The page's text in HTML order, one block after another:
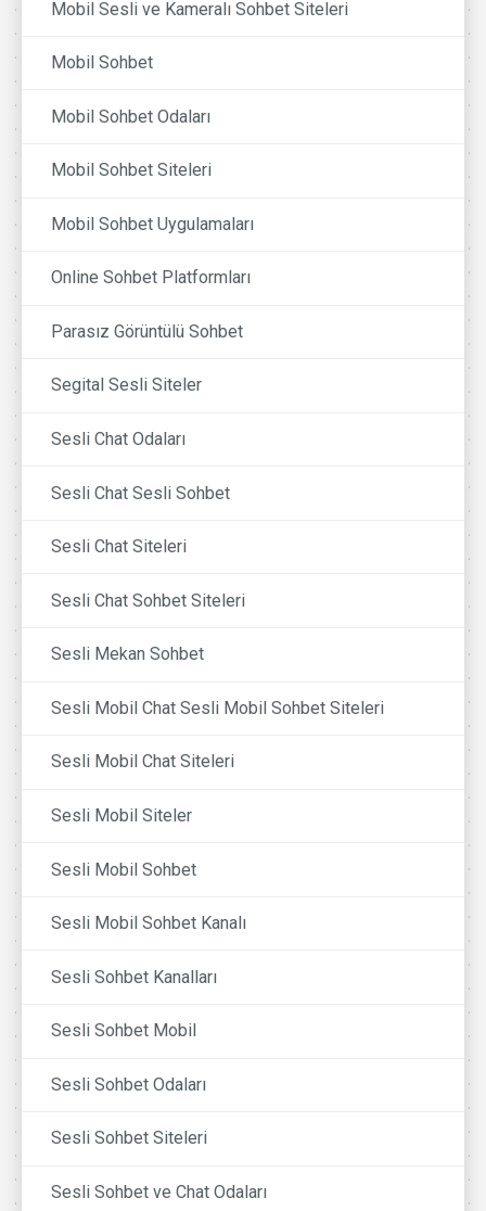
Mobil Sesli ve Kameralı Sohbet Siteleri
Mobil Sohbet
Mobil Sohbet Odaları
Mobil Sohbet Siteleri
Mobil Sohbet Uygulamaları
Online Sohbet Platformları
Parasız Görüntülü Sohbet
Segital Sesli Siteler
Sesli Chat Odaları
Sesli Chat Sesli Sohbet
Sesli Chat Siteleri
Sesli Chat Sohbet Siteleri
Sesli Mekan Sohbet
Sesli Mobil Chat Sesli Mobil Sohbet Siteleri
Sesli Mobil Chat Siteleri
Sesli Mobil Siteler
Sesli Mobil Sohbet
Sesli Mobil Sohbet Kanalı
Sesli Sohbet Kanalları
Sesli Sohbet Mobil
Sesli Sohbet Odaları
Sesli Sohbet Siteleri
Sesli Sohbet ve Chat Odaları